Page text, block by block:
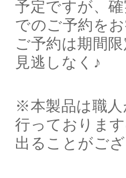
予定ですが、
でのご予約を
ご予約は期間
見逃しなく♪
※本製品は職人
行っておりま
出ることがござ